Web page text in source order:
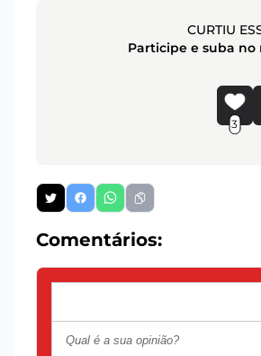
CURTIU
Participe e suba
3
Comentários: